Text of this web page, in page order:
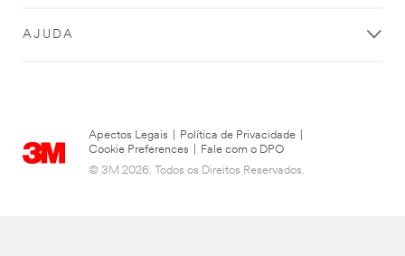
AJUDA
Apectos Legais Política de Privacidade
Cookie Preferences
Fale com o DPO
© 3M 2026. Todos os Direitos Reservados.